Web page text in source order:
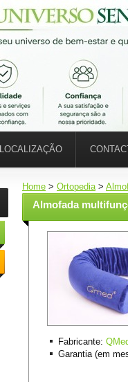
Home > Ortopedia >
Almofada
Fabricante:
Garantia (em
LOCALIZAÇÃO